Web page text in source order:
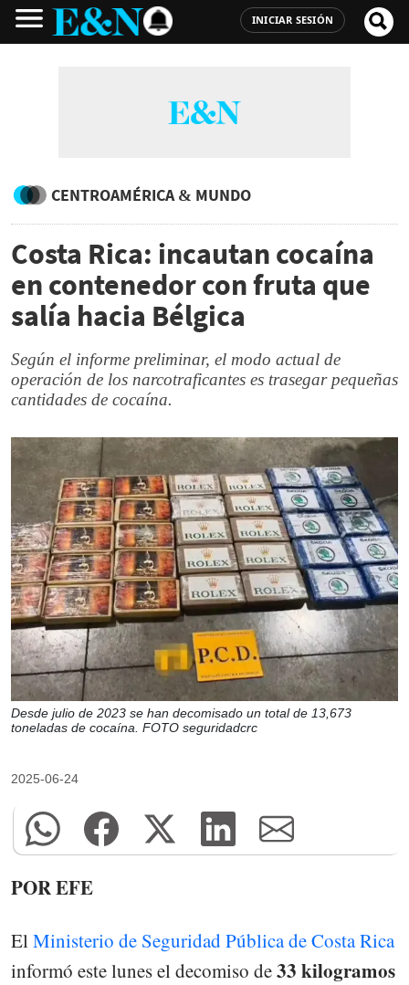
INICIAR SESIÓN
CENTROAMÉRICA & MUNDO
Costa Rica: incautan cocaína
en contenedor con fruta que
salía hacia Bélgica
Según el informe preliminar, el modo actual de
operación de los narcotraficantes es trasegar pequeñas
cantidades de cocaína.
Desde julio de 2023 se han decomisado un total de 13,673
toneladas de cocaína. FOTO seguridadcrc
2025-06-24
POR EFE
ElMinisterio de Seguridad Pública de Costa Rica
informó este lunes el decomiso de33 kilogramos